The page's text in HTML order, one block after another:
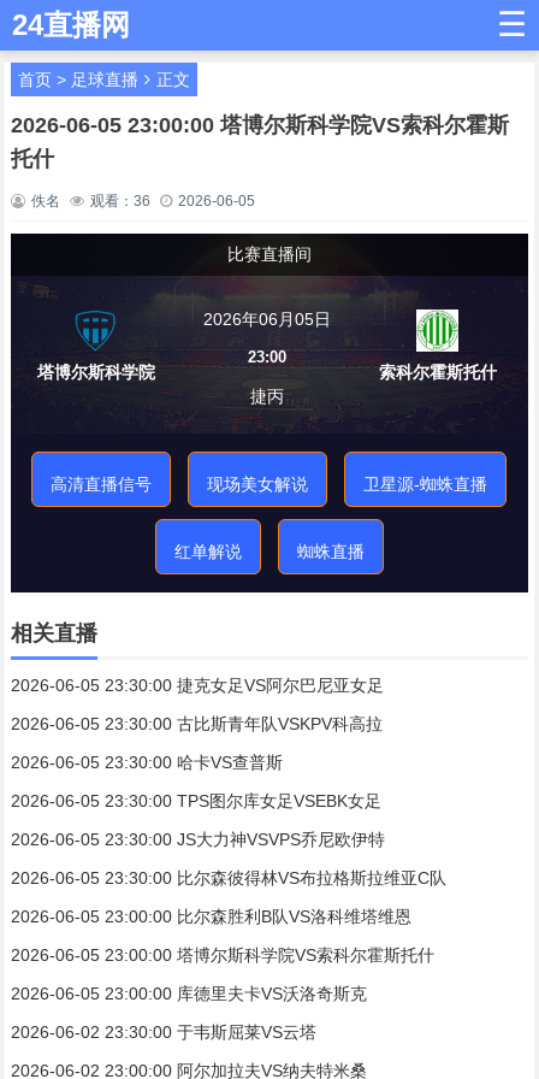
24直播网 ☰
首页> 足球直播 正文
2026-06-05 23:00:00 塔博尔斯科学院VS索科尔霍斯
托什
佚名 观看： 36 2026-06-05
比赛直播间
塔博尔斯科学院
2026年06月05日
23:00
捷丙
索科尔霍斯托什
高清直播信号 现场美女解说 卫星源-蜘蛛直播
红单解说 蜘蛛直播
相关直播
2026-06-05 23:30:00 捷克女足VS阿尔巴尼亚女足
2026-06-05 23:30:00 古比斯青年队VSKPV科高拉
2026-06-05 23:30:00 哈卡VS查普斯
2026-06-05 23:30:00 TPS图尔库女足VSEBK女足
2026-06-05 23:30:00 JS大力神VSVPS乔尼欧伊特
2026-06-05 23:30:00 比尔森彼得林VS布拉格斯拉维亚C队
2026-06-05 23:00:00 比尔森胜利B队VS洛科维塔维恩
2026-06-05 23:00:00 塔博尔斯科学院VS索科尔霍斯托什
2026-06-05 23:00:00 库德里夫卡VS沃洛奇斯克
2026-06-02 23:30:00 于韦斯屈莱VS云塔
2026-06-02 23:00:00 阿尔加拉夫VS纳夫特米桑